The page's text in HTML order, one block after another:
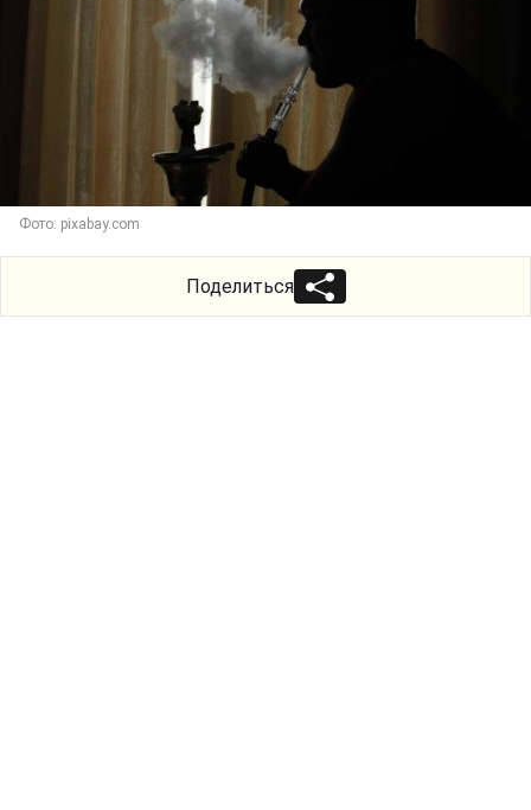
Фото: pixabay.com
Поделиться